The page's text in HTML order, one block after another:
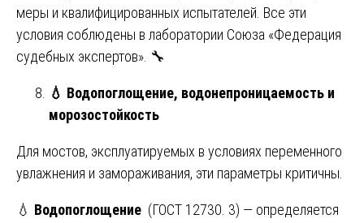
меры и квалифицированных испытателей. Все эти
условия соблюдены в лаборатории Союза «Федерация
судебных экспертов». 🔧
💧 Водопоглощение, водонепроницаемость и
морозостойкость
Для мостов, эксплуатируемых в условиях переменного
увлажнения и замораживания, эти параметры критичны.
💧 Водопоглощение (ГОСТ 12730. 3) — определяется